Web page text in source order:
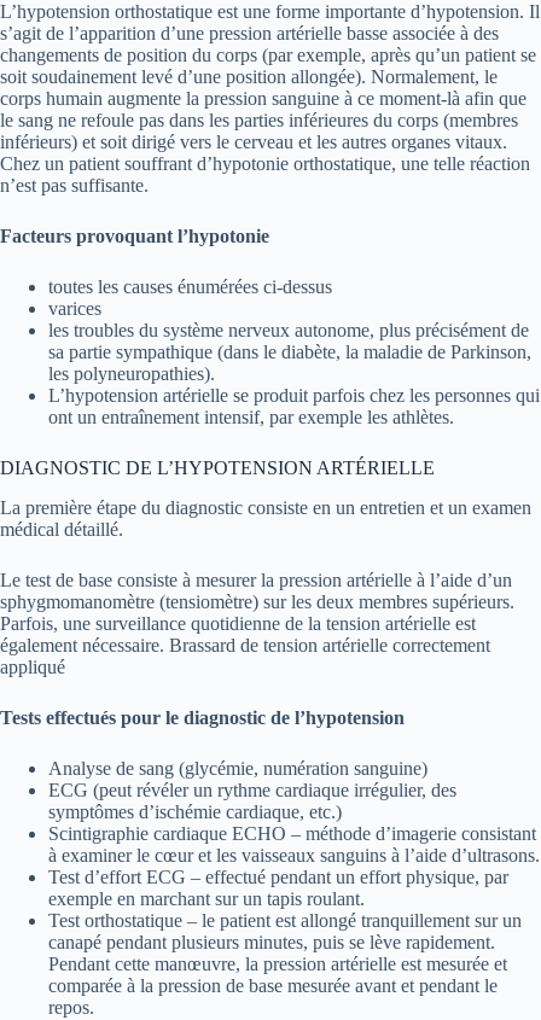
L’hypotension orthostatique est une forme importante d’hypotension. Il
s’agit de l’apparition d’une pression artérielle basse associée à des
changements de position du corps (par exemple, après qu’un patient se
soit soudainement levé d’une position allongée). Normalement, le
corps humain augmente la pression sanguine à ce moment-là afin que
le sang ne refoule pas dans les parties inférieures du corps (membres
inférieurs) et soit dirigé vers le cerveau et les autres organes vitaux.
Chez un patient souffrant d’hypotonie orthostatique, une telle réaction
n’est pas suffisante.
Facteurs provoquant l’hypotonie
toutes les causes énumérées ci-dessus
varices
les troubles du système nerveux autonome, plus précisément de
sa partie sympathique (dans le diabète, la maladie de Parkinson,
les polyneuropathies).
L’hypotension artérielle se produit parfois chez les personnes qui
ont un entraînement intensif, par exemple les athlètes.
DIAGNOSTIC DE L’HYPOTENSION ARTÉRIELLE
La première étape du diagnostic consiste en un entretien et un examen
médical détaillé.
Le test de base consiste à mesurer la pression artérielle à l’aide d’un
sphygmomanomètre (tensiomètre) sur les deux membres supérieurs.
Parfois, une surveillance quotidienne de la tension artérielle est
également nécessaire. Brassard de tension artérielle correctement
appliqué
Tests effectués pour le diagnostic de l’hypotension
Analyse de sang (glycémie, numération sanguine)
ECG (peut révéler un rythme cardiaque irrégulier, des
symptômes d’ischémie cardiaque, etc.)
Scintigraphie cardiaque ECHO – méthode d’imagerie consistant
à examiner le cœur et les vaisseaux sanguins à l’aide d’ultrasons.
Test d’effort ECG – effectué pendant un effort physique, par
exemple en marchant sur un tapis roulant.
Test orthostatique – le patient est allongé tranquillement sur un
canapé pendant plusieurs minutes, puis se lève rapidement.
Pendant cette manœuvre, la pression artérielle est mesurée et
comparée à la pression de base mesurée avant et pendant le
repos.